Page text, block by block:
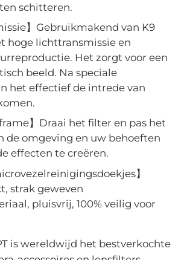
schitteren.
】Gebruikmakend van K9
hoge lichttransmissie en
Het zorgt voor een
beeld. Na speciale
het effectief de intrede van
】Draai het filter en pas het
de omgeving en uw behoeften
effecten te creëren.
】
strak geweven
pluisvrij, 100% veilig voor
is wereldwijd het bestverkochte